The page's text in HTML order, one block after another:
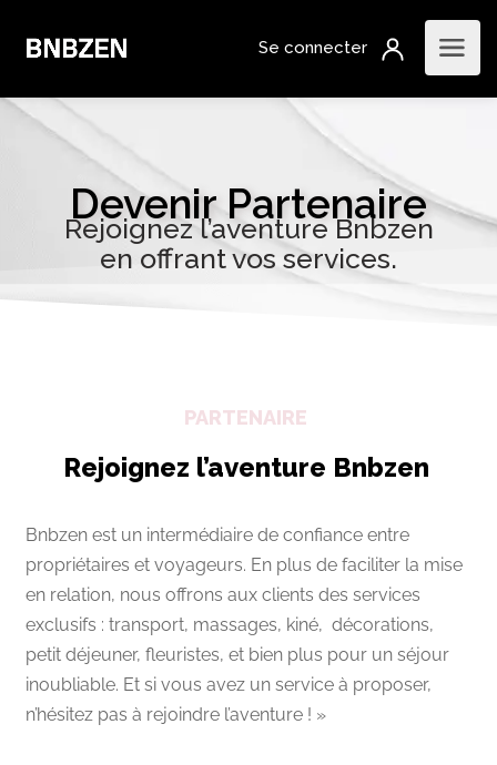
Devenir Partenaire
Rejoignez l’aventure Bnbzen
en offrant vos services.
PARTENAIRE
Rejoignez l’aventure Bnbzen
Bnbzen est un intermédiaire de confiance entre
propriétaires et voyageurs. En plus de faciliter la mise
en relation, nous offrons aux clients des services
exclusifs : transport, massages, kiné, décorations,
petit déjeuner, fleuristes, et bien plus pour un séjour
inoubliable. Et si vous avez un service à proposer,
n’hésitez pas à rejoindre l’aventure ! »